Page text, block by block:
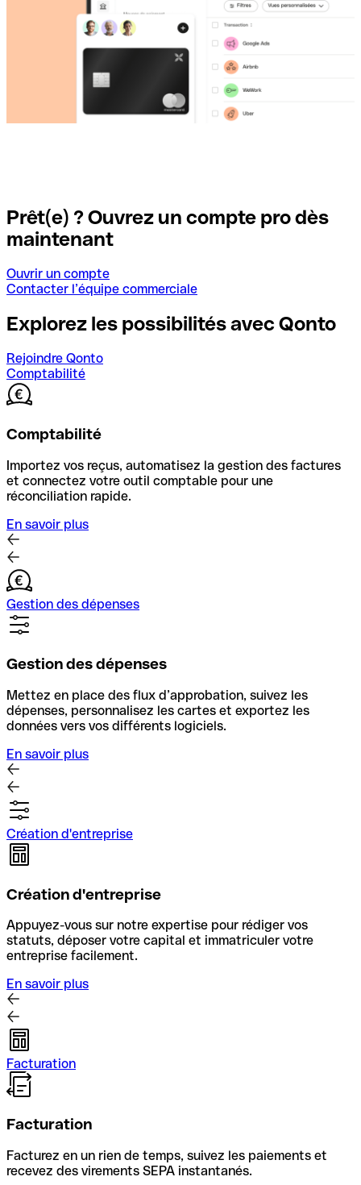
Prêt(e) ? Ouvrez un compte pro dès
maintenant
Ouvrir un compte
Contacter l’équipe commerciale
Explorez les possibilités avec Qonto
Rejoindre Qonto
Comptabilité
Comptabilité
Importez vos reçus, automatisez la gestion des factures
et connectez votre outil comptable pour une
réconciliation rapide.
En savoir plus
Gestion des dépenses
Gestion des dépenses
Mettez en place des flux d’approbation, suivez les
dépenses, personnalisez les cartes et exportez les
données vers vos différents logiciels.
En savoir plus
Création d'entreprise
Création d'entreprise
Appuyez-vous sur notre expertise pour rédiger vos
statuts, déposer votre capital et immatriculer votre
entreprise facilement.
En savoir plus
Facturation
Facturation
Facturez en un rien de temps, suivez les paiements et
recevez des virements SEPA instantanés.